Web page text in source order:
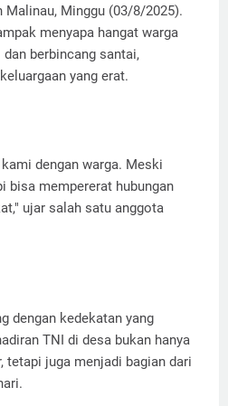
Malinau, Minggu (03/8/2025).
menyapa hangat warga
berbincang santai,
yang erat.
dengan warga. Meski
bisa mempererat hubungan
ujar salah satu anggota
dengan kedekatan yang
TNI di desa bukan hanya
tetapi juga menjadi bagian dari